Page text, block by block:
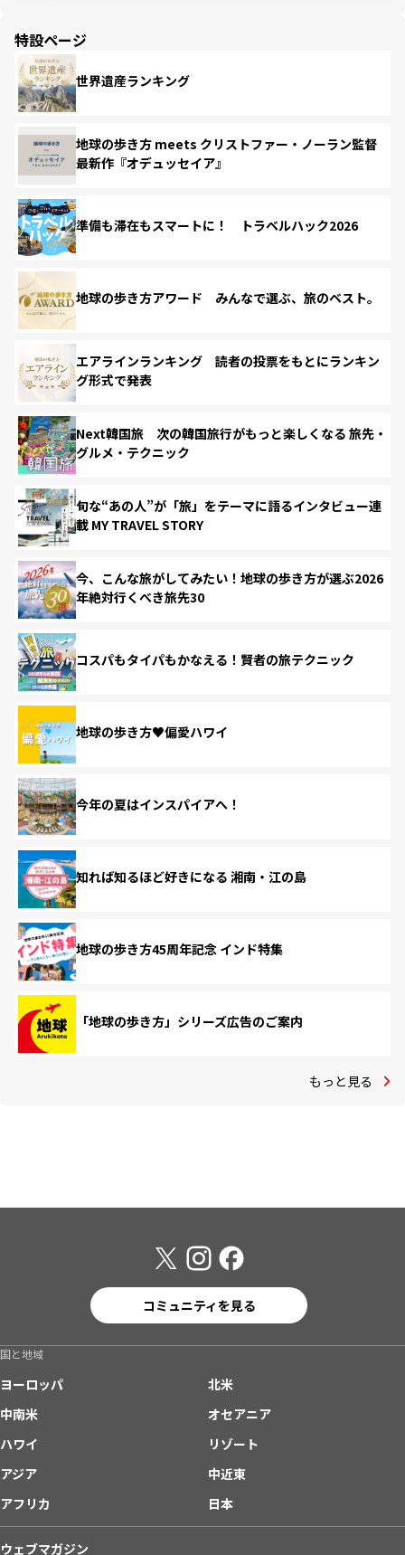
特設ページ
世界遺産ランキング
地球の歩き方 meets クリストファー・ノーラン監督
最新作『オデュッセイア』
準備も滞在もスマートに！ トラベルハック2026
地球の歩き方アワード みんなで選ぶ、旅のベスト。
エアラインランキング 読者の投票をもとにランキン
グ形式で発表
Next韓国旅 次の韓国旅行がもっと楽しくなる 旅先・
グルメ・テクニック
旬な“あの人”が「旅」をテーマに語るインタビュー連
載 MY TRAVEL STORY
今、こんな旅がしてみたい！地球の歩き方が選ぶ2026
年絶対行くべき旅先30
コスパもタイパもかなえる！賢者の旅テクニック
地球の歩き方♥偏愛ハワイ
今年の夏はインスパイアへ！
知れば知るほど好きになる 湘南・江の島
地球の歩き方45周年記念 インド特集
「地球の歩き方」シリーズ広告のご案内
もっと見る
コミュニティを見る
国と地域
ヨーロッパ
北米
中南米
オセアニア
ハワイ
リゾート
アジア
中近東
アフリカ
日本
ウェブマガジン